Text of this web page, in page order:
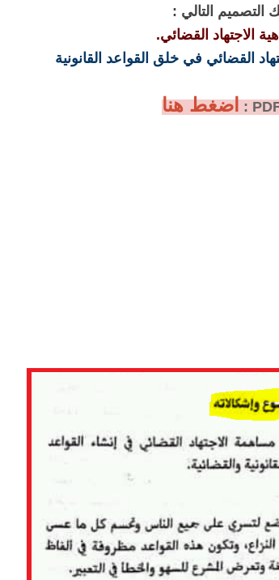
التصميم التالي :
الاجتهاد القضائي.
القضائي في خلق القواعد القانونية
اضغط هنا